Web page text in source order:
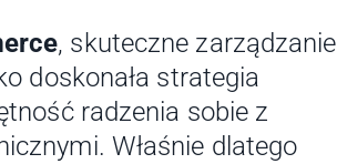
, skuteczne zarządzanie
doskonała strategia
radzenia sobie z
Właśnie dlatego